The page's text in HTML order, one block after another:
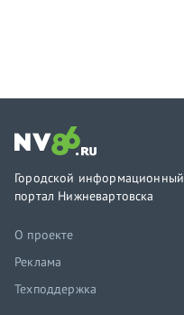
Городской информационный
портал Нижневартовска
О проекте
Реклама
Техподдержка